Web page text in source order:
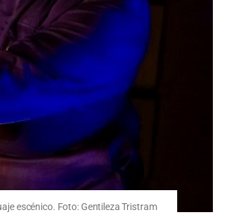
escénico. Foto: Gentileza Tristram